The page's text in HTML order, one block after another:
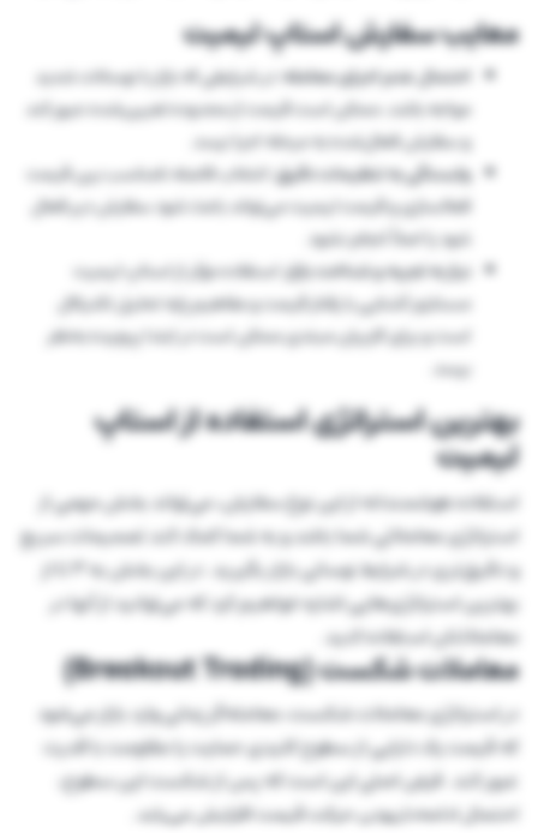
معایب سفارش استاپ لیمیت
احتمال عدم اجرای معامله:در شرایطی که بازار با نوسانات شدید
مواجه باشد، ممکن است قیمت از محدوده تعیین‌شده عبور کند
و سفارش فعال‌شده به مرحله اجرا نرسد.
وابستگی به تنظیمات دقیق:انتخاب فاصله نامناسب بین قیمت
فعالسازی و قیمت لیمیت می‌تواند باعث شود سفارش دیر فعال
شود یا اصلاً انجام نشود.
نیاز به تجربه و شناخت بازار:استفاده مؤثر از استاپ لیمیت
مستلزم آشنایی با رفتار قیمت و مفاهیم پایه تحلیل تکنیکال
است و برای کاربران مبتدی ممکن است در ابتدا پیچیده به‌نظر
برسد.
بهترین استراتژی استفاده از استاپ
لیمیت
استفاده هوشمندانه از این نوع سفارش، می‌تواند بخش مهمی از
استراتژی معاملاتی شما باشد و به شما کمک کند تصمیمات سریع
و دقیق‌تری در شرایط نوسانی بازار بگیرید. در این بخش به ۳ تا از
بهترین استراتژی‌هایی اشاره خواهیم کرد که می‌توانید از آنها در
معاملاتتان استفاده کنید.
معاملات شکست (Breakout Trading)
در استراتژی معاملات شکست، معامله‌گر زمانی وارد بازار می‌شود
که قیمت یک دارایی از سطوح کلیدی حمایت یا مقاومت با قدرت
عبور کند. فرض اصلی این است که پس از شکست این سطوح،
احتمال ادامه‌داربودن حرکت قیمت افزایش می‌یابد.